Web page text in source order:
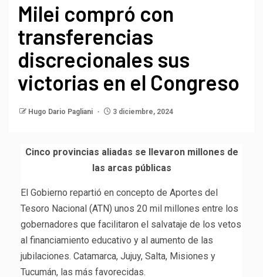
Milei compró con
transferencias
discrecionales sus
victorias en el Congreso
Hugo Dario Pagliani 3 diciembre, 2024
Cinco provincias aliadas se llevaron millones de
las arcas públicas
El Gobierno repartió en concepto de Aportes del
Tesoro Nacional (ATN) unos 20 mil millones entre los
gobernadores que facilitaron el salvataje de los vetos
al financiamiento educativo y al aumento de las
jubilaciones. Catamarca, Jujuy, Salta, Misiones y
Tucumán, las más favorecidas.